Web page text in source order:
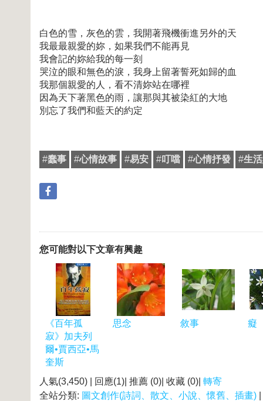
白色的雪，灰色的雲，我開著飛機衝進另外的天
我最最親愛的妳，如果我們不能再見
我會記的妳給我的每一刻
哭泣的眼和無色的淚，我身上留著誓死如歸的血
我那個親愛的人，看不清妳站在哪裡
因為天下著黑色的雨，讓那與其被染紅的大地
別忘了我們和藍天的約定
#蠢事 #心情故事 #易安 #叮噹 #心情抒發 #生
您可能對以下文章有興趣
《百年孤
寂》加夫列
爾•賈西亞•馬
奎斯
思念 敘事 癡
人氣(3,450) | 回應(1)| 推薦 (0)| 收藏 (0)| 轉寄
全站分類: 圖文創作(詩詞、散文、小說、懷舊、插畫)